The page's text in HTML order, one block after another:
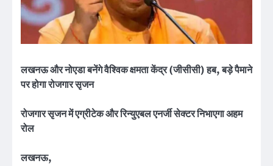
लखनऊ और नोएडा बनेंगे वैश्विक क्षमता केंद्र (जीसीसी) हब, बड़े पैमाने
पर होगा रोजगार सृजन
रोजगार सृजन में एग्रीटेक और रिन्युएबल एनर्जी सेक्टर निभाएगा अहम
रोल
लखनऊ,